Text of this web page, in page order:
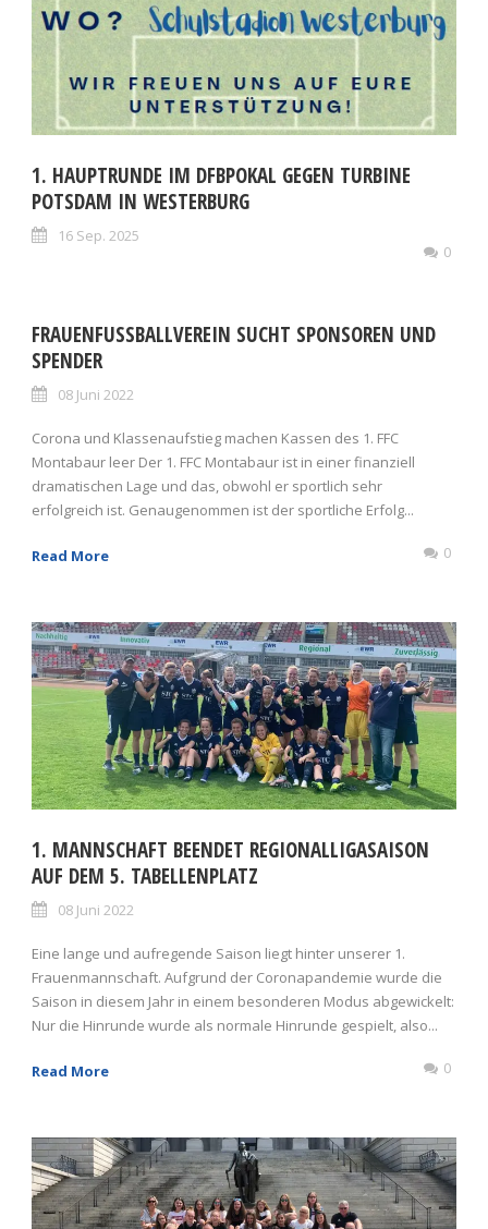
1. HAUPTRUNDE IM DFBPOKAL GEGEN TURBINE
POTSDAM IN WESTERBURG
16 Sep. 2025
0
FRAUENFUSSBALLVEREIN SUCHT SPONSOREN UND S
PENDER
08 Juni 2022
Corona und Klassenaufstieg machen Kassen des 1. FFC
Montabaur leer Der 1. FFC Montabaur ist in einer finanziell
dramatischen Lage und das, obwohl er sportlich sehr
erfolgreich ist. Genaugenommen ist der sportliche Erfolg...
Read More 0
1. MANNSCHAFT BEENDET REGIONALLIGASAISON
AUF DEM 5. TABELLENPLATZ
08 Juni 2022
Eine lange und aufregende Saison liegt hinter unserer 1.
Frauenmannschaft. Aufgrund der Coronapandemie wurde die
Saison in diesem Jahr in einem besonderen Modus abgewickelt:
Nur die Hinrunde wurde als normale Hinrunde gespielt, also...
Read More 0